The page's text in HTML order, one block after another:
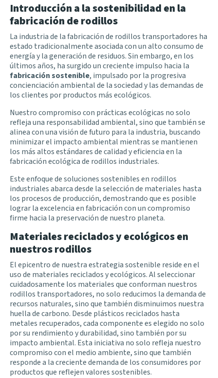
Introducción a la sostenibilidad en la
fabricación de rodillos
La industria de la fabricación de rodillos transportadores ha
estado tradicionalmente asociada con un alto consumo de
energía y la generación de residuos. Sin embargo, en los
últimos años, ha surgidoun creciente impulso hacia la
fabricación sostenible, impulsado por la progresiva
concienciación ambiental de la sociedad y las demandas de
los clientes por productos más ecológicos.
Nuestro compromiso con prácticas ecológicas no solo
refleja una responsabilidad ambiental, sino que también se
alinea con una visión de futuro para la industria, buscando
minimizar el impacto ambiental mientras se mantienen
los más altos estándares de calidad y eficiencia en la
fabricación ecológica de rodillos industriales.
Este enfoque de soluciones sostenibles en rodillos
industriales abarca desde la selección de materiales hasta
los procesos de producción, demostrando que es posible
lograr la excelencia en fabricación con un compromiso
firme hacia la preservación de nuestro planeta.
Materiales reciclados y ecológicos en
nuestros rodillos
El epicentro de nuestra estrategia sostenible reside en el
uso de materiales reciclados y ecológicos. Al seleccionar
cuidadosamente los materiales que conforman nuestros
rodillos transportadores, no solo reducimos la demanda de
recursos naturales, sino que también disminuimos nuestra
huella de carbono. Desde plásticos reciclados hasta
metales recuperados, cada componente es elegido no solo
por su rendimiento y durabilidad, sino también por su
impacto ambiental. Esta iniciativa no solo refleja nuestro
compromiso con el medio ambiente, sino que también
responde a la creciente demanda de los consumidores por
productos que reflejen valores sostenibles.